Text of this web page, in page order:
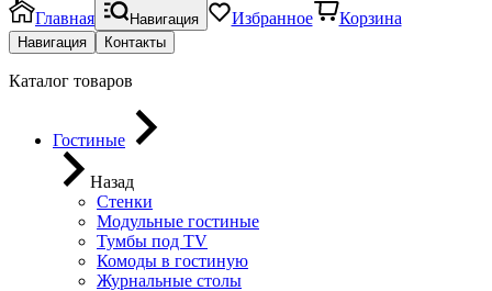
Главная Навигация Избранное Корзина
Навигация Контакты
Каталог товаров
Гостиные
Назад
Стенки
Модульные гостиные
Тумбы под ТV
Комоды в гостиную
Журнальные столы